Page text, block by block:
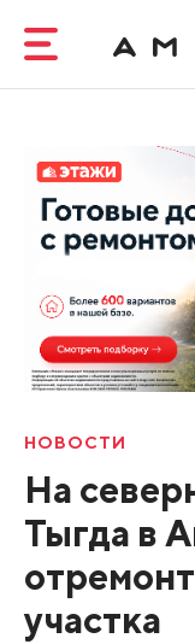
НОВОСТИ
На
Тыгда в
участка